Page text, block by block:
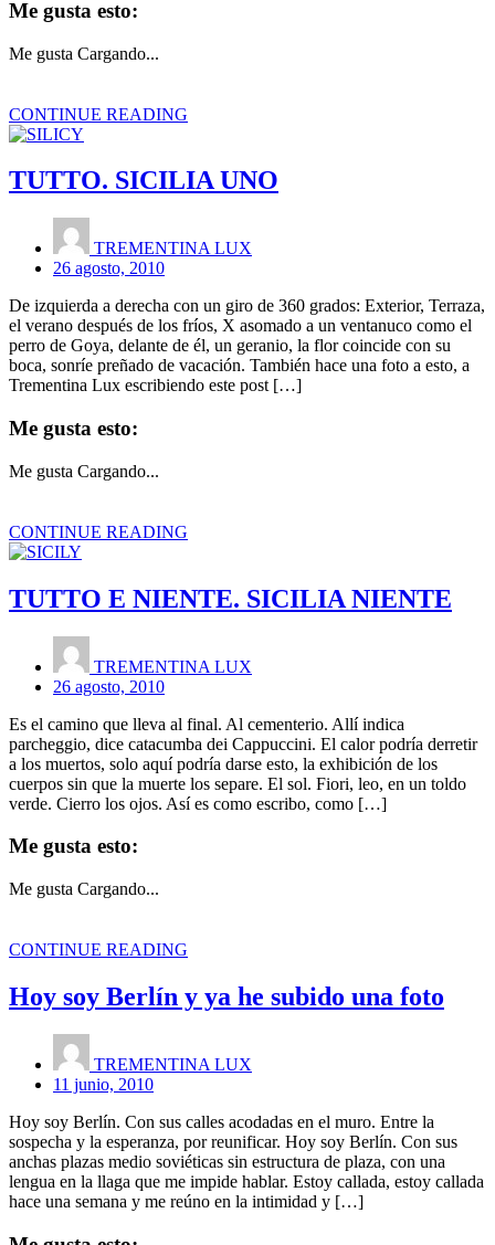
Me gusta esto:
Me gusta Cargando...
CONTINUE READING
TUTTO. SICILIA UNO
TREMENTINA LUX
26 agosto, 2010
De izquierda a derecha con un giro de 360 grados: Exterior, Terraza,
el verano después de los fríos, X asomado a un ventanuco como el
perro de Goya, delante de él, un geranio, la flor coincide con su
boca, sonríe preñado de vacación. También hace una foto a esto, a
Trementina Lux escribiendo este post […]
Me gusta esto:
Me gusta Cargando...
CONTINUE READING
TUTTO E NIENTE. SICILIA NIENTE
TREMENTINA LUX
26 agosto, 2010
Es el camino que lleva al final. Al cementerio. Allí indica
parcheggio, dice catacumba dei Cappuccini. El calor podría derretir
a los muertos, solo aquí podría darse esto, la exhibición de los
cuerpos sin que la muerte los separe. El sol. Fiori, leo, en un toldo
verde. Cierro los ojos. Así es como escribo, como […]
Me gusta esto:
Me gusta Cargando...
CONTINUE READING
Hoy soy Berlín y ya he subido una foto
TREMENTINA LUX
11 junio, 2010
Hoy soy Berlín. Con sus calles acodadas en el muro. Entre la
sospecha y la esperanza, por reunificar. Hoy soy Berlín. Con sus
anchas plazas medio soviéticas sin estructura de plaza, con una
lengua en la llaga que me impide hablar. Estoy callada, estoy callada
hace una semana y me reúno en la intimidad y […]